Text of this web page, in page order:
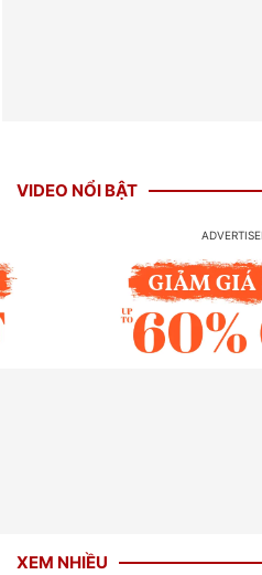
VIDEO NỔI BẬT
XEM NHIỀU